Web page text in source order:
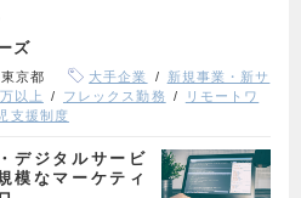
ズ
東京都 大手企業
新規事業・新サ
以上 フレックス勤務
リモートワ
支援制度
デジタルサービ
模なマーケティ